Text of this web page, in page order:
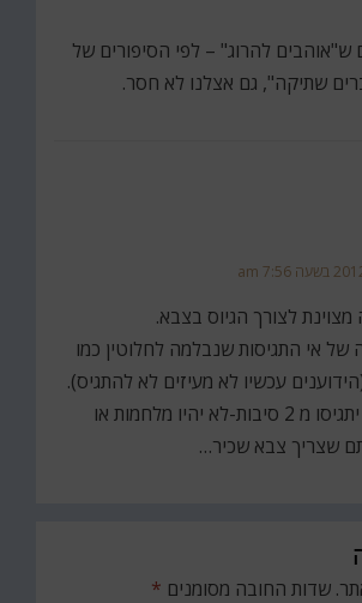
ש"אוהבים להרוג" – לפי הסיפורים של
שתיקה", גם אצלנו לא חסר.
לצורך הגיוס בצבא.
של אי התגיסות שנבלמה לחלוטין כמו
עכשיו לא מעיזים לא להתגיס).
אנשים לא יתגיסו מ 2 סיבות-לא יהיו מלחמות או
שצריך צבא שכיר…
שדות החובה מסומנים *